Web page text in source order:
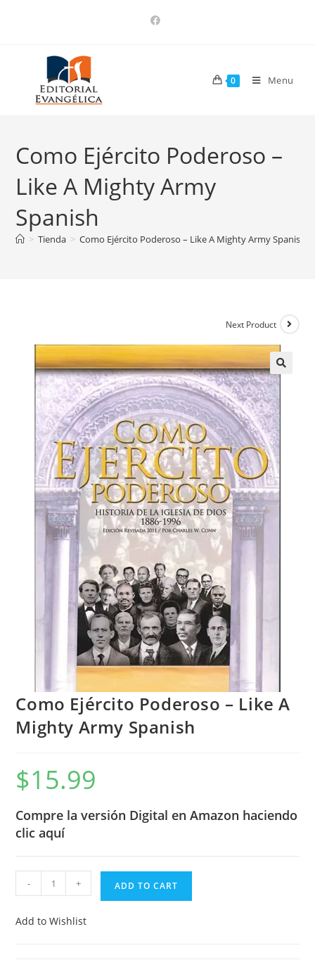
0 Menu
Como Ejército Poderoso –
Like A Mighty Army
Spanish
> Tienda > Como Ejército Poderoso – Like A Mighty Army Spanish
Next Product
Como Ejército Poderoso – Like A
Mighty Army Spanish
$15.99
Compre la versión Digital en Amazon haciendo
clic aquí
- + ADD TO CART
Add to Wishlist